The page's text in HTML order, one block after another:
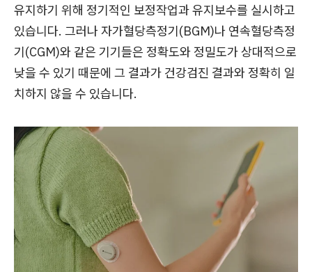
유지하기 위해 정기적인 보정작업과 유지보수를 실시하고
있습니다. 그러나 자가혈당측정기(BGM)나 연속혈당측정
기(CGM)와 같은 기기들은 정확도와 정밀도가 상대적으로
낮을 수 있기 때문에 그 결과가 건강검진 결과와 정확히 일
치하지 않을 수 있습니다.